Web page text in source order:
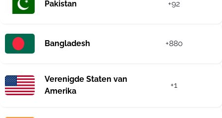
Pakistan +92
Bangladesh +880
Verenigde Staten van
Amerika
+1